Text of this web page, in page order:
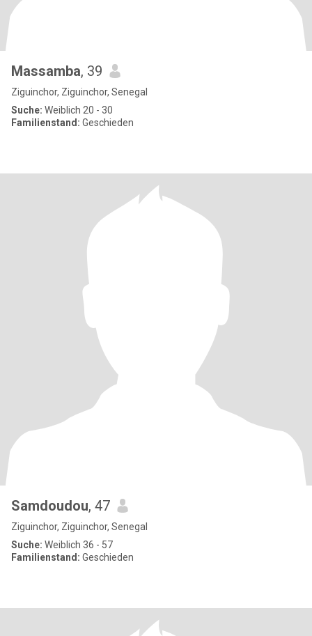
Massamba, 39
Ziguinchor, Ziguinchor, Senegal
Suche: Weiblich 20 - 30
Familienstand: Geschieden
Samdoudou, 47
Ziguinchor, Ziguinchor, Senegal
Suche: Weiblich 36 - 57
Familienstand: Geschieden